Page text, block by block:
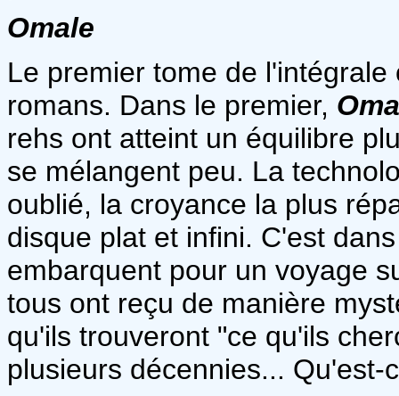
Omale
Le premier tome de
romans. Dans le premier,
rehs ont atteint un équilibre
se mélangent peu. La
oublié, la croyance la plus
disque plat et infini. C'est
embarquent pour un voyage
tous ont reçu de manière
qu'ils trouveront "ce qu'ils
plusieurs décennies...